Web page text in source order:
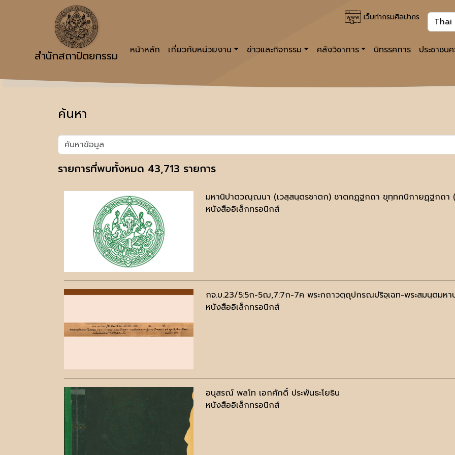
เว็บท่ากรมศิลปากร
สำนักสถาปัตยกรรม หน้าหลัก เกี่ยวกับหน่วยงาน ข่าวและกิจกรรม คลังวิชาการ นิทรรศการ ประชาชน
ค้นหา
รายการที่พบทั้งหมด 43,713 รายการ
มหานิปาตวณฺณนา (เวสฺสนฺตรชาตก) ชาตกฏฺฐกถา ขุทฺทกนิกายฏฺฐกถา
หนังสืออิเล็กทรอนิกส์
กจ.บ.23/5:5ก-5ฌ,7:7ก-7ค พระกถาวตฺถุปกรณปริจฺเฉท-พระสมนฺตมหา
หนังสืออิเล็กทรอนิกส์
อนุสรณ์ พลโท เอกศักดิ์ ประพันธะโยธิน
หนังสืออิเล็กทรอนิกส์